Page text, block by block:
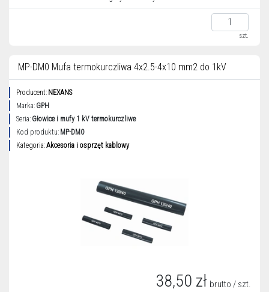
szt.
MP-DM0 Mufa termokurczliwa 4x2.5-4x10 mm2 do 1kV
Producent: NEXANS
Marka: GPH
Seria: Głowice i mufy 1 kV termokurczliwe
Kod produktu: MP-DM0
Kategoria:Akcesoria i osprzęt kablowy
38,50 zł brutto / szt.